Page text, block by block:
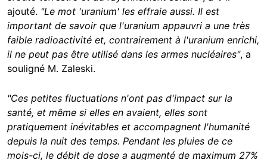
ajouté. "Le mot 'uranium' les effraie aussi. Il est
important de savoir que l'uranium appauvri a une très
faible radioactivité et, contrairement à l'uranium enrichi,
il ne peut pas être utilisé dans les armes nucléaires", a
souligné M. Zaleski.
"Ces petites fluctuations n'ont pas d'impact sur la
santé, et même si elles en avaient, elles sont
pratiquement inévitables et accompagnent l'humanité
depuis la nuit des temps. Pendant les pluies de ce
mois-ci, le débit de dose a augmenté de maximum 27%